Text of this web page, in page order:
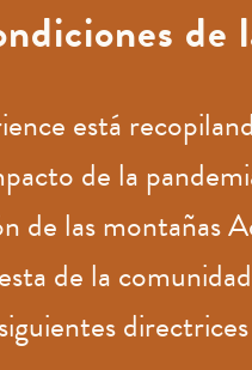
de
está
de la
de las montañas
de la